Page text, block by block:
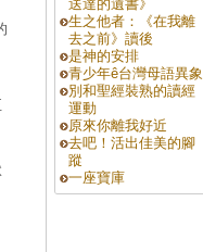
送達的遺書》
生之他者：《在我離
去之前》讀後
是神的安排
青少年ê台灣母語異象
別和聖經裝熟的讀經
運動
原來你離我好近
去吧！活出佳美的腳
蹤
一座寶庫